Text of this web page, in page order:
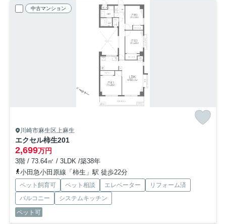
中古マンション
川崎市麻生区上麻生
エクセル柿生201
2,699万円
3階 / 73.64㎡ / 3LDK /築38年
小田急小田原線「柿生」駅 徒歩22分
ペット飼育可 ペット相談 エレベーター
リフォーム済
バルコニー
システムキッチン
ペット可